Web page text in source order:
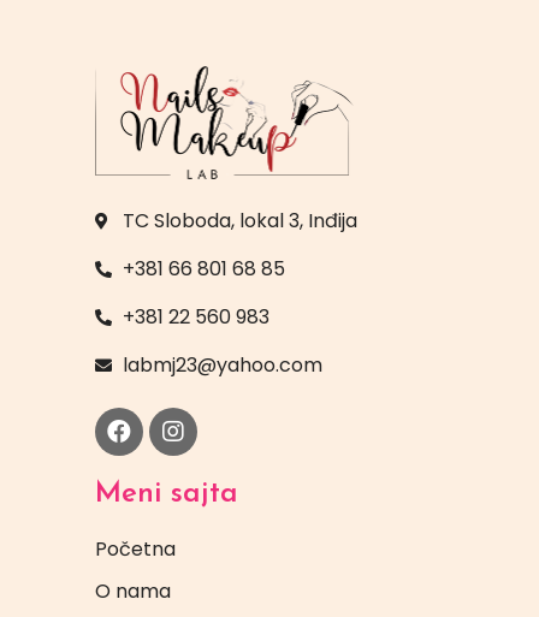
TC Sloboda, lokal 3, Inđija
+381 66 801 68 85
+381 22 560 983
labmj23@yahoo.com
Meni sajta
Početna
O nama